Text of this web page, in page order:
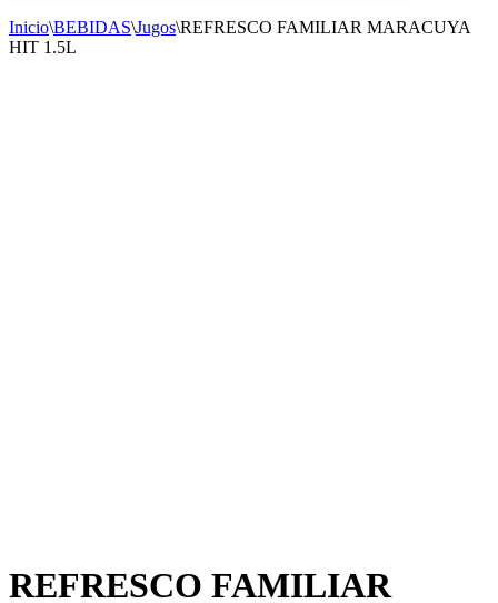
Inicio\BEBIDAS\Jugos\REFRESCO FAMILIAR MARACUYA
HIT 1.5L
REFRESCO FAMILIAR